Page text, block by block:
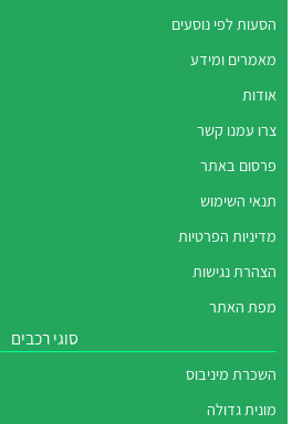
הסעות לפי נוסעים
מאמרים ומידע
אודות
צרו עמנו קשר
פרסום באתר
תנאי השימוש
מדיניות הפרטיות
הצהרת נגישות
מפת האתר
סוגי רכבים
השכרת מיניבוס
מונית גדולה